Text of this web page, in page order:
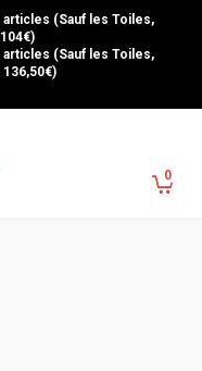
articles (Sauf les Toiles,
articles (Sauf les Toiles,
136,50€)
0